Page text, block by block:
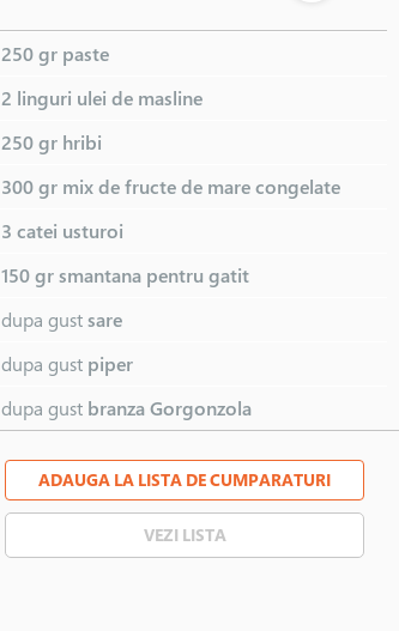
250 gr paste
2 linguri ulei de masline
250 gr hribi
300 gr mix de fructe de mare congelate
3 catei usturoi
150 grsmantana pentru gatit
dupa gustsare
dupa gust piper
dupa gust branza Gorgonzola
ADAUGA LA LISTA DE CUMPARATURI
VEZI LISTA